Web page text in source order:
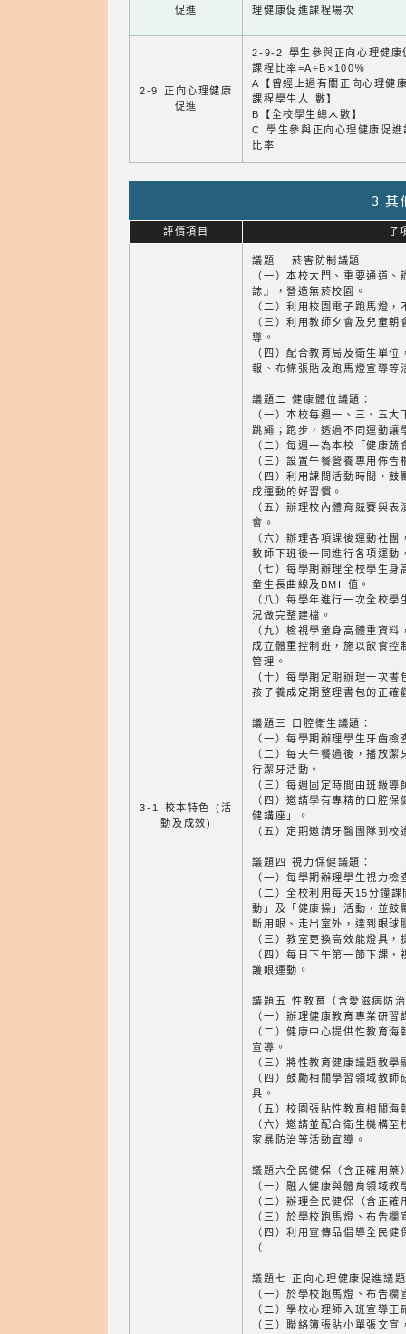
促進
理健康促進課程場次
2-9 正向心理健康
促進
2-9-2 學生參與正向心理健康
課程比率=A÷B×100％
A【曾經上過有關正向心理健
課程學生人 數】
B【全校學生總人數】
C 學生參與正向心理健康促進
比率
3.其
評價項目 子
3-1 校本特色 (活
動及成效)
議題一 菸害防制議題
（一）本校大門、重要通道
誌』，營造無菸校園。
（二）利用校園電子跑馬燈，
（三）利用教師夕會及兒童
導。
（四）配合教育局及衛生單
報、布條張貼及跑馬燈宣導等
議題二 健康體位議題：
（一）本校每週一、三、五
跳繩；跑步，透過不同運動讓
（二）每週一為本校「健康
（三）設置午餐營養專用佈
（四）利用課間活動時間，
成運動的好習慣。
（五）辦理校內體育競賽與
會。
（六）辦理各項課後運動社
教師下班後一同進行各項運動
（七）每學期辦理全校學生
童生長曲線及BMI 值。
（八）每學年進行一次全校
況做完整建檔。
（九）檢視學童身高體重資
成立體重控制班，施以飲食控
管理。
（十）每學期定期辦理一次
孩子養成定期整理書包的正確
議題三 口腔衛生議題：
（一）每學期辦理學生牙齒
（二）每天午餐過後，播放
行潔牙活動。
（三）每週固定時間由班級
（四）邀請學有專精的口腔
健講座」。
（五）定期邀請牙醫團隊到
議題四 視力保健議題：
（一）每學期辦理學生視力
（二）全校利用每天15分鐘
動」及「健康操」活動，並鼓
斷用眼、走出室外，達到眼球
（三）教室更換高效能燈具，
（四）每日下午第一節下課
護眼運動。
議題五 性教育（含愛滋病防
（一）辦理健康教育專業研習
（二）健康中心提供性教育
宣導。
（三）將性教育健康議題教
（四）鼓勵相關學習領域教
具。
（五）校園張貼性教育相關
（六）邀請並配合衛生機構
家暴防治等活動宣導。
議題六全民健保（含正確用藥
（一）融入健康與體育領域教
（二）辦理全民健保（含正確
（三）於學校跑馬燈、布告欄
（四）利用宣傳品倡導全民
（
議題七 正向心理健康促進議題
（一）於學校跑馬燈、布告欄
（二）學校心理師入班宣導正
（三）聯絡簿張貼小單張文宣